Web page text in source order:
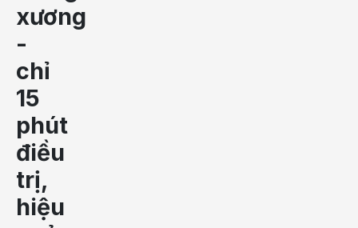
xương
-
chỉ
15
phút
điều
trị,
hiệu